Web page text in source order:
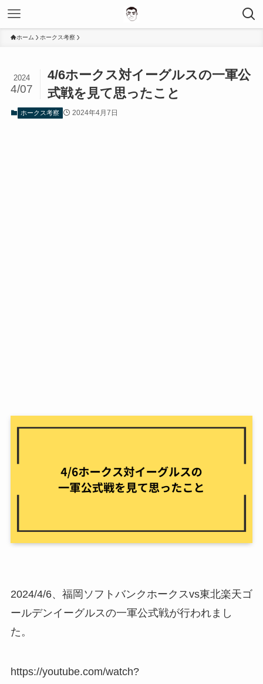
ホーム ホークス考察
4/6ホークス対イーグルスの一軍公
式戦を見て思ったこと
2024
4/07
ホークス考察 2024年4月7日
2024/4/6、福岡ソフトバンクホークスvs東北楽天ゴ
ールデンイーグルスの一軍公式戦が行われまし
た。
https://youtube.com/watch?